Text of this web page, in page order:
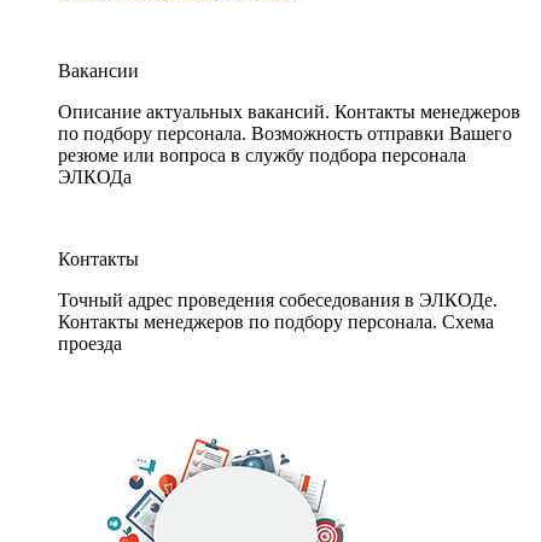
Вакансии
Описание актуальных вакансий. Контакты менеджеров
по подбору персонала. Возможность отправки Вашего
резюме или вопроса в службу подбора персонала
ЭЛКОДа
Контакты
Точный адрес проведения собеседования в ЭЛКОДе.
Контакты менеджеров по подбору персонала. Схема
проезда